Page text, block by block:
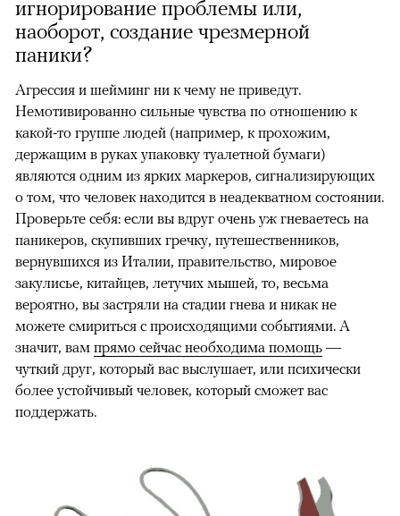
игнорирование проблемы или,
наоборот, создание чрезмерной
паники?
Агрессия и шейминг ни к чему не приведут.
Немотивированно сильные чувства по отношению к
какой-то группе людей (например, к прохожим,
держащим в руках упаковку туалетной бумаги)
являются одним из ярких маркеров, сигнализирующих
о том, что человек находится в неадекватном состоянии.
Проверьте себя: если вы вдруг очень уж гневаетесь на
паникеров, скупивших гречку, путешественников,
вернувшихся из Италии, правительство, мировое
закулисье, китайцев, летучих мышей, то, весьма
вероятно, вы застряли на стадии гнева и никак не
можете смириться с происходящими событиями. А
значит, вам прямо сейчас необходима помощь —
чуткий друг, который вас выслушает, или психически
более устойчивый человек, который сможет вас
поддержать.